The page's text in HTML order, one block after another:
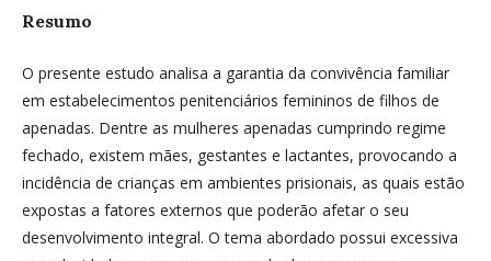
Resumo
O presente estudo analisa a garantia da convivência familiar
em estabelecimentos penitenciários femininos de filhos de
apenadas. Dentre as mulheres apenadas cumprindo regime
fechado, existem mães, gestantes e lactantes, provocando a
incidência de crianças em ambientes prisionais, as quais estão
expostas a fatores externos que poderão afetar o seu
desenvolvimento integral. O tema abordado possui excessiva